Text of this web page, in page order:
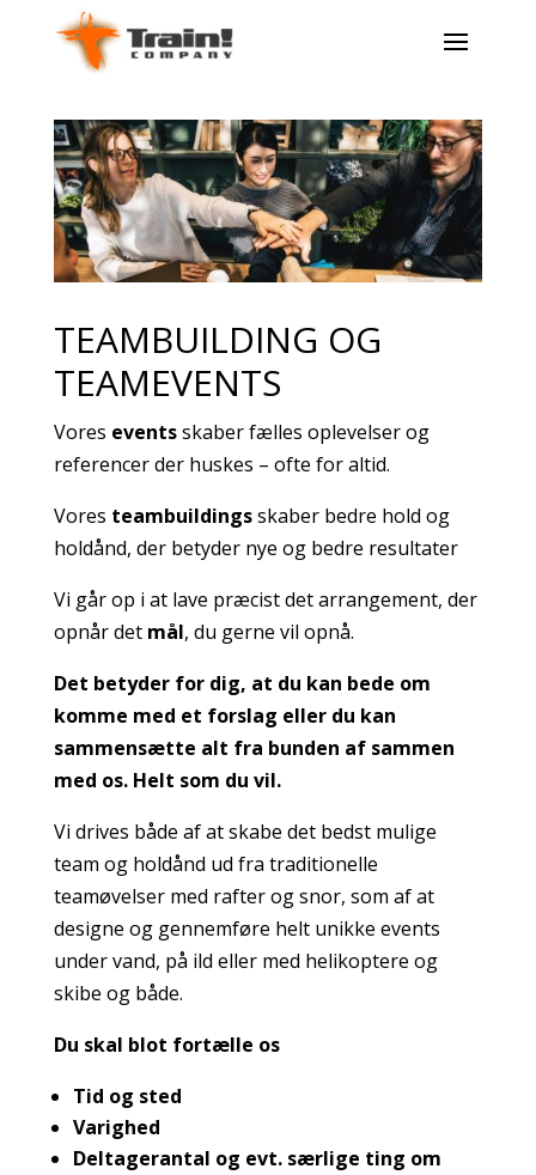
TEAMBUILDING OG
TEAMEVENTS
Vores eventsskaber fælles oplevelser og
referencer der huskes – ofte for altid.
Vores teambuildingsskaber bedre hold og
holdånd, der betyder nye og bedre resultater
Vi går op i at lave præcist det arrangement, der
opnår det mål, du gerne vil opnå.
Det betyder for dig, at du kan bede om
komme med et forslag eller du kan
sammensætte alt fra bunden af sammen
med os. Helt som du vil.
Vi drives både af at skabe det bedst mulige
team og holdånd ud fra traditionelle
teamøvelser med rafter og snor, som af at
designe og gennemføre helt unikke events
under vand, på ild eller med helikoptere og
skibe og både.
Du skal blot fortælle os
Tid og sted
Varighed
Deltagerantal og evt. særlige ting om